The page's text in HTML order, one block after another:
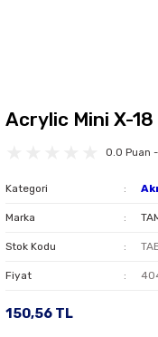
Acrylic Mini X-18
0.0 Puan
Kategori
Marka
Stok Kodu
Fiyat
150,56 TL